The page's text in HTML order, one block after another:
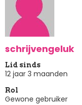
schrijvengeluk
Lid sinds
12 jaar 3 maanden
Rol
Gewone gebruiker